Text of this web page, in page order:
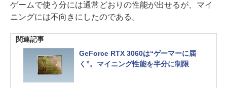
ゲームで使う分には通常どおりの性能が出せるが、マイ
ニングには不向きにしたのである。
関連記事
GeForce RTX 3060は“ゲーマーに届
く”。マイニング性能を半分に制限